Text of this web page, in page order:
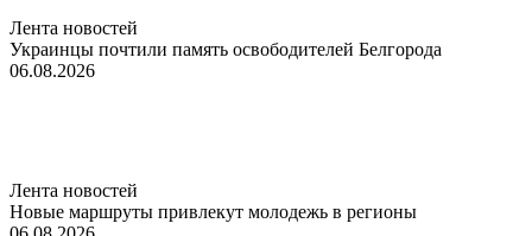
Лента новостей
Украинцы почтили память освободителей Белгорода
06.08.2026
Лента новостей
Новые маршруты привлекут молодежь в регионы